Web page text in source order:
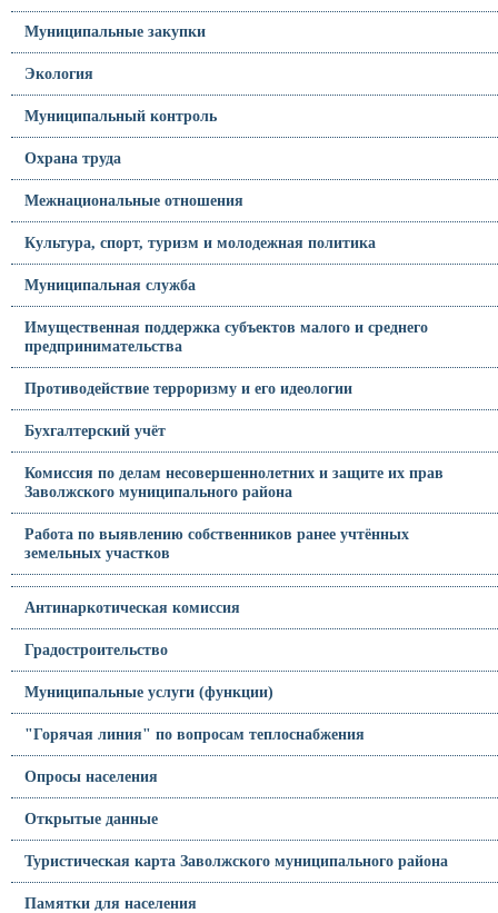
Муниципальные закупки
Экология
Муниципальный контроль
Охрана труда
Межнациональные отношения
Культура, спорт, туризм и молодежная политика
Муниципальная служба
Имущественная поддержка субъектов малого и среднего
предпринимательства
Противодействие терроризму и его идеологии
Бухгалтерский учёт
Комиссия по делам несовершеннолетних и защите их прав
Заволжского муниципального района
Работа по выявлению собственников ранее учтённых
земельных участков
Антинаркотическая комиссия
Градостроительство
Муниципальные услуги (функции)
"Горячая линия" по вопросам теплоснабжения
Опросы населения
Открытые данные
Туристическая карта Заволжского муниципального района
Памятки для населения